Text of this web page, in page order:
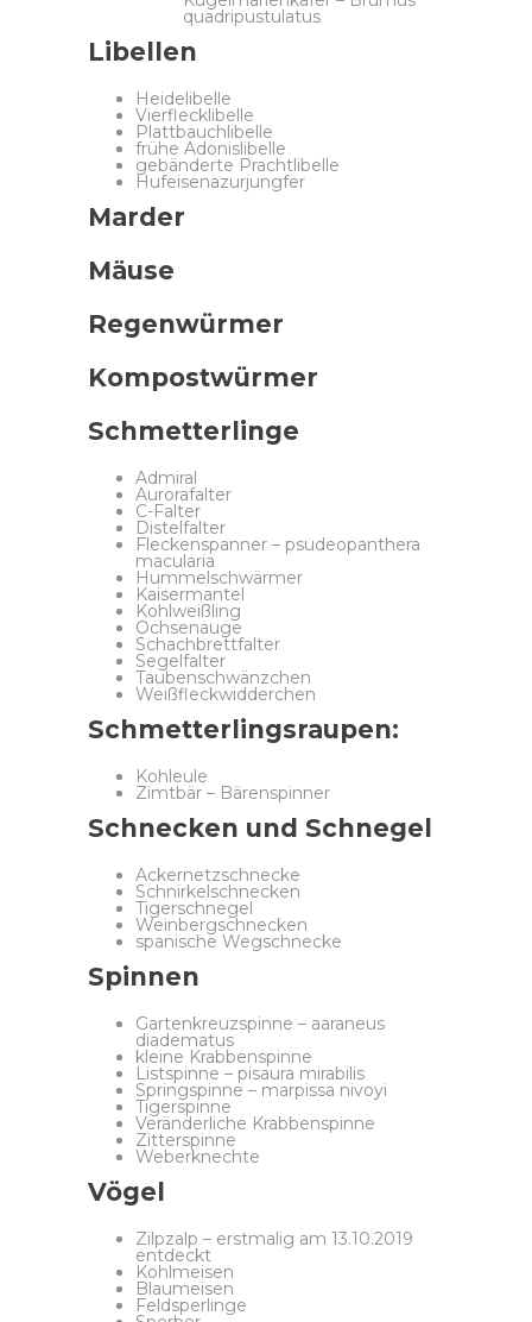
quadripustulatus
Libellen
Heidelibelle
Vierflecklibelle
Plattbauchlibelle
frühe Adonislibelle
gebänderte Prachtlibelle
Hufeisenazurjungfer
Marder
Mäuse
Regenwürmer
Kompostwürmer
Schmetterlinge
Admiral
Aurorafalter
C-Falter
Distelfalter
Fleckenspanner – psudeopanthera
macularia
Hummelschwärmer
Kaisermantel
Kohlweißling
Ochsenauge
Schachbrettfalter
Segelfalter
Taubenschwänzchen
Weißfleckwidderchen
Schmetterlingsraupen:
Kohleule
Zimtbär – Bärenspinner
Schnecken und Schnegel
Ackernetzschnecke
Schnirkelschnecken
Tigerschnegel
Weinbergschnecken
spanische Wegschnecke
Spinnen
Gartenkreuzspinne – aaraneus
diadematus
kleine Krabbenspinne
Listspinne – pisaura mirabilis
Springspinne – marpissa nivoyi
Tigerspinne
Veränderliche Krabbenspinne
Zitterspinne
Weberknechte
Vögel
Zilpzalp – erstmalig am 13.10.2019
entdeckt
Kohlmeisen
Blaumeisen
Feldsperlinge